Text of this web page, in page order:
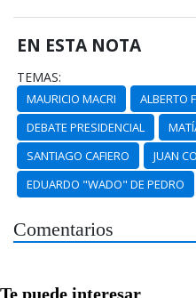
EN ESTA NOTA
TEMAS:
MAURICIO MACRI
ALBERTO
DEBATE PRESIDENCIAL
SANTIAGO CAFIERO
JUAN
EDUARDO "WADO" DE PEDRO
Comentarios